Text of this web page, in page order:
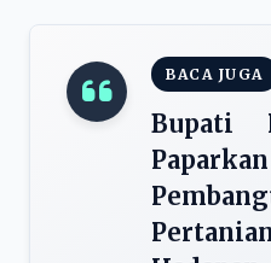
BACA JUGA
Bupati